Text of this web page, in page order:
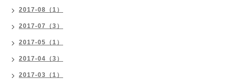
2017-08（1）
2017-07（3）
2017-05（1）
2017-04（3）
2017-03（1）